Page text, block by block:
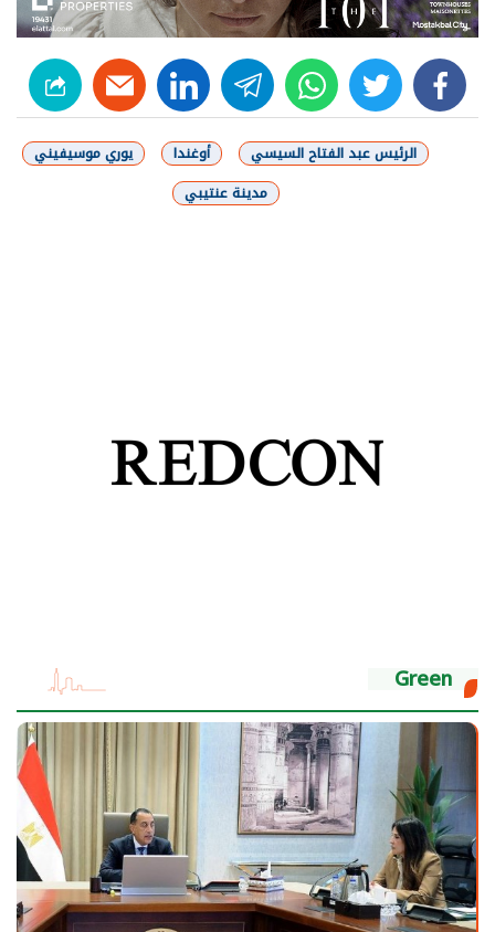
facebook
twitter
whats
telegram
linkedin
الرئيس عبد الفتاح السيسي أوغندا
يوري موسيفيني
مدينة عنتيبي
Green